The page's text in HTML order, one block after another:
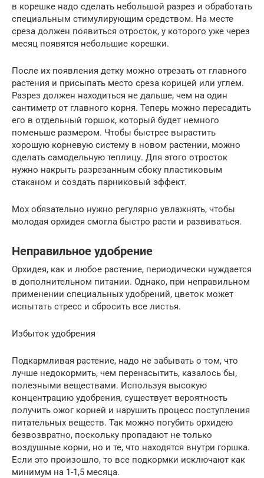
в корешке надо сделать небольшой разрез и обработать
специальным стимулирующим средством. На месте
среза должен появиться отросток, у которого уже через
месяц появятся небольшие корешки.
После их появления детку можно отрезать от главного
растения и присыпать место среза корицей или углем.
Разрез должен находиться не дальше, чем на один
сантиметр от главного корня. Теперь можно пересадить
его в отдельный горшок, который будет немного
поменьше размером. Чтобы быстрее вырастить
хорошую корневую систему в новом растении, можно
сделать самодельную теплицу. Для этого отросток
нужно накрыть разрезанным сбоку пластиковым
стаканом и создать парниковый эффект.
Мох обязательно нужно регулярно увлажнять, чтобы
молодая орхидея смогла быстро расти и развиваться.
Неправильное удобрение
Орхидея, как и любое растение, периодически нуждается
в дополнительном питании. Однако, при неправильном
применении специальных удобрений, цветок может
испытать стресс и сбросить все листья.
Избыток удобрения
Подкармливая растение, надо не забывать о том, что
лучше недокормить, чем перенасытить, казалось бы,
полезными веществами. Используя высокую
концентрацию удобрения, существует вероятность
получить ожог корней и нарушить процесс поступления
питательных веществ. Так можно погубить орхидею
безвозвратно, поскольку пропадают не только
воздушные корни, но и те, что находятся внутри горшка.
Если это произошло, то все подкормки исключают как
минимум на 1-1,5 месяца.